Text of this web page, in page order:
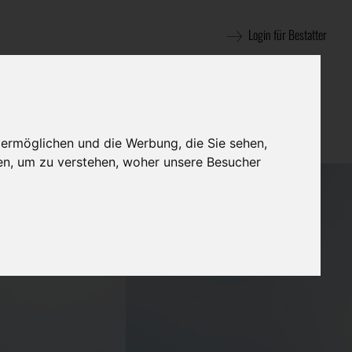
und die Werbung, die Sie sehen,
um zu verstehen, woher unsere Besucher
Login für Bestatter